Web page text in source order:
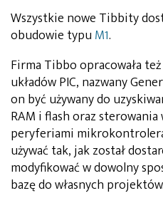
Wszystkie nowe Tibbity
obudowie typu M1.
Firma Tibbo opracowała
układów PIC, nazwany
on być używany do
RAM i flash oraz
peryferiami
używać tak, jak został
modyfikować w dowolny
bazę do własnych projektów.